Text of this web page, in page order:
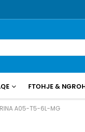
FTOHJE &
A05-T5-6L-MG